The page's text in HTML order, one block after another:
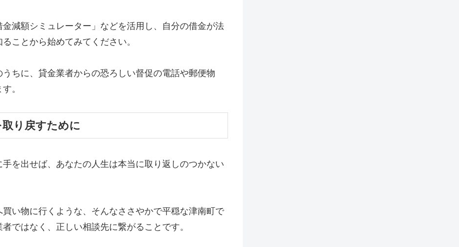
減額シミュレーター」などを活用し、自分の借金が法
ことから始めてみてください。
ちに、貸金業者からの恐ろしい督促の電話や郵便物
。
り戻すために
を出せば、あなたの人生は本当に取り返しのつかない
い物に行くような、そんなささやかで平穏な津南町で
ではなく、正しい相談先に繋がることです。